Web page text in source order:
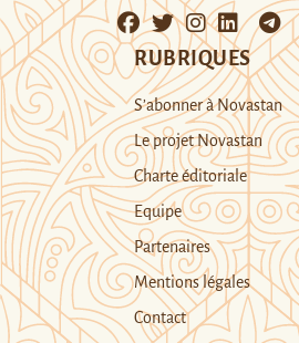
RUBRIQUES
S’abonner à Novastan
Le projet Novastan
Charte éditoriale
Equipe
Partenaires
Mentions légales
Contact